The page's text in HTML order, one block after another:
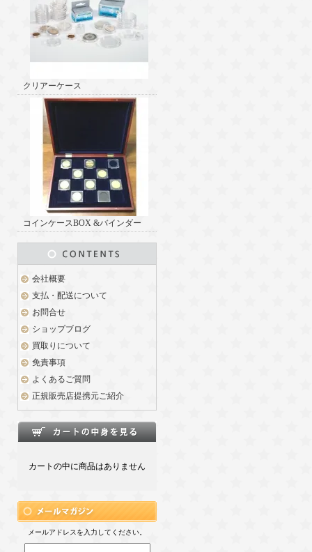
クリアーケース
コインケースBOX &バインダー
会社概要
支払・配送について
お問合せ
ショップブログ
買取りについて
免責事項
よくあるご質問
正規販売店提携元ご紹介
カートの中に商品はありません
メールアドレスを入力してください。